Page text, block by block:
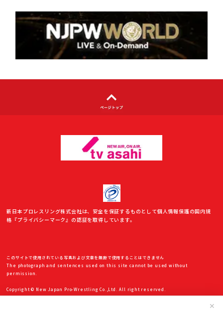
✕
著作権について
利用者情報の外部送信について
新日本プロレスリング株式会社は、安全を保証するものとして個人情報保護の国内規
格『プライバシーマーク』の認証を取得しています。
このサイトで使用されている写真および文章を無断で使用することはできません
The photograph and sentences used on this site cannot be used without
permission.
Copyright © New Japan Pro-Wrestling Co.,Ltd. All right reserved.